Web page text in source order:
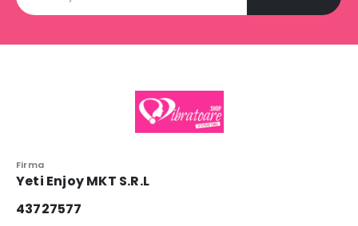
Firma
Yeti Enjoy MKT S.R.L
43727577